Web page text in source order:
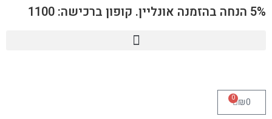
5% הנחה בהזמנה אונליין. קופון ברכישה: 1100
₪0
0